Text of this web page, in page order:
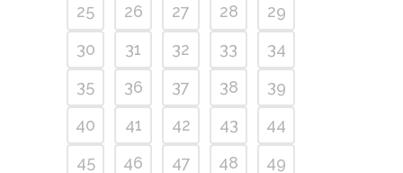
25
26 27 28
29
30
31 32 33
34
35
36 37 38
39
40
41 42 43
44
45
46 47 48
49